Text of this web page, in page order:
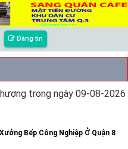
Đăng tin
trong ngày 09-08-2026
Bếp Công Nghiệp Ở Quận 8